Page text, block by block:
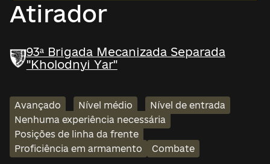
Atirador
93ª Brigada Mecanizada Separada
"Kholodnyi Yar"
Avançado Nível médio
Nível de entrada
Nenhuma experiência necessária
Posições de linha da frente
Proficiência em armamento
Combate